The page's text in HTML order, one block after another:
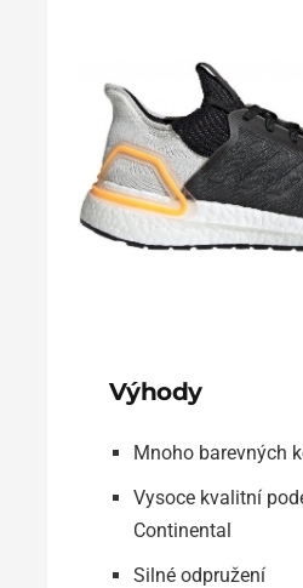
Výhody
Mnoho barevných
Vysoce kvalitní
Continental
Silné odpružení